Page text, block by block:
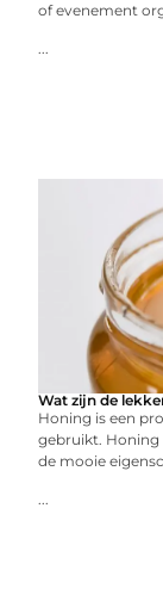
of evenement
...
Wat zijn de
Honing is een
gebruikt.
de mooie
...